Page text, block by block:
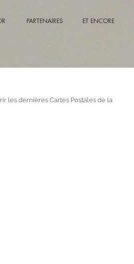
PARTENAIRES ET ENCORE
les dernières Cartes Postales de la